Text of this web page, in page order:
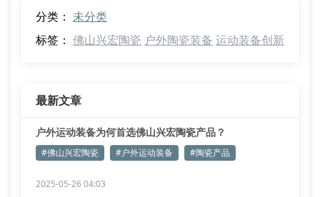
分类： 未分类
标签： 佛山兴宏陶瓷 户外陶瓷装备 运动装备创新
最新文章
户外运动装备为何首选佛山兴宏陶瓷产品？
#佛山兴宏陶瓷 #户外运动装备 #陶瓷产品
2025-05-26 04:03